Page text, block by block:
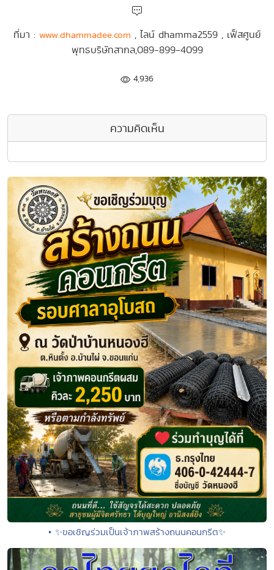
ที่มา : www.dhammadee.com , ไลน์ dhamma2559 , เฟ็สศูนย์
พุทธบริษัทสากล,089-899-4099
4,936
ความคิดเห็น
• ✨ขอเชิญร่วมเป็นเจ้าภาพสร้างถนนคอนกรีต✨